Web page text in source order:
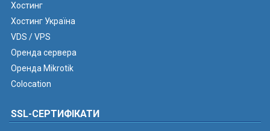
Хостинг
Хостинг Україна
VDS / VPS
Оренда сервера
Оренда Mikrotik
Colocation
SSL-СЕРТИФІКАТИ